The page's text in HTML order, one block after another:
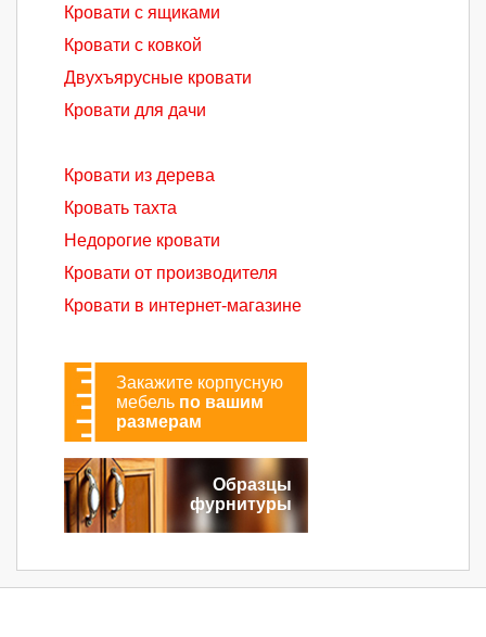
Кровати с ящиками
Кровати с ковкой
Двухъярусные кровати
Кровати для дачи
Кровати из дерева
Кровать тахта
Недорогие кровати
Кровати от производителя
Кровати в интернет-магазине
Закажите корпусную
мебель по вашим
размерам
Образцы
фурнитуры